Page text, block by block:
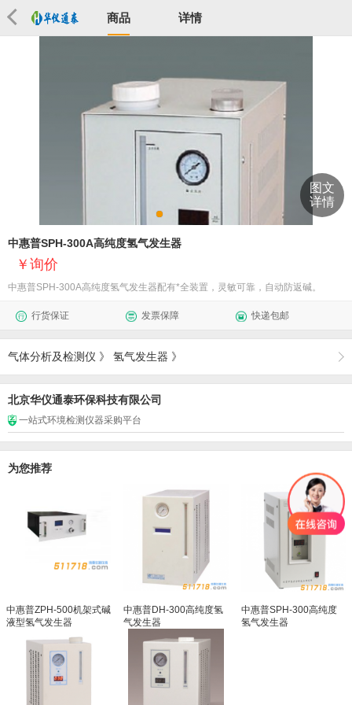
商品 详情
图文
详情
中惠普SPH-300A高纯度氢气发生器
询价
中惠普SPH-300A高纯度氢气发生器配有*全装置，灵敏可靠，自动防返碱。
行货保证 发票保障 快递包邮
气体分析及检测仪 》 氢气发生器 》
北京华仪通泰环保科技有限公司
一站式环境检测仪器采购平台
为您推荐
中惠普ZPH-500机架式碱
液型氢气发生器
中惠普DH-300高纯度氢
气发生器
中惠普SPH-300高纯度
氢气发生器